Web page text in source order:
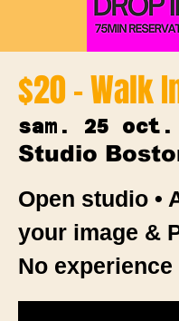
$20 - Walk
sam. 25 oct.
Studio
Open studio •
your image &
No experience